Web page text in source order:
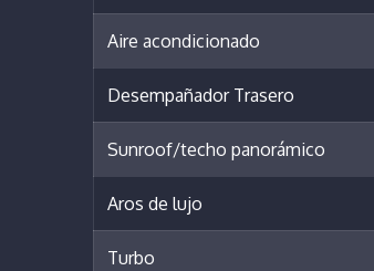
Aire acondicionado
Desempañador Trasero
Sunroof/techo panorámico
Aros de lujo
Turbo